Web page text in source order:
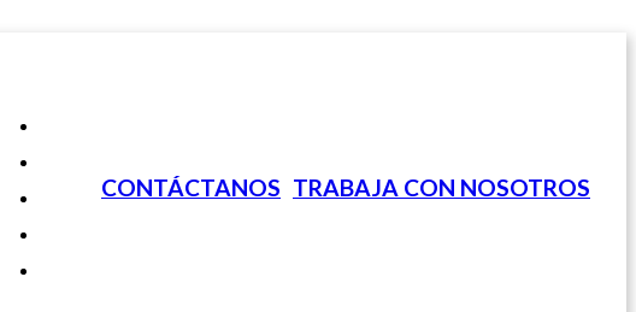
CONTÁCTANOS TRABAJA CON NOSOTROS